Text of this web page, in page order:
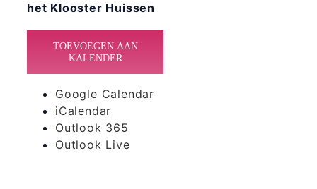
het Klooster Huissen
TOEVOEGEN AAN
KALENDER
Google Calendar
iCalendar
Outlook 365
Outlook Live